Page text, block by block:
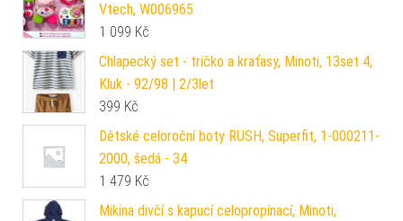
Vtech, W006965
1 099 Kč
Chlapecký set - tričko a kraťasy, Minoti, 13set 4,
Kluk - 92/98 | 2/3let
399 Kč
Dětské celoroční boty RUSH, Superfit, 1-000211-
2000, šedá - 34
1 479 Kč
Mikina divčí s kapucí celopropínací, Minoti,